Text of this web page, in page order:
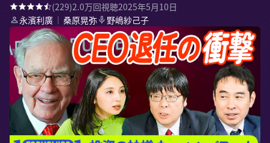
(229)2.0万回視聴2025年5月10日
永濱利廣 ｜ 桑原晃弥 野嶋紗己子